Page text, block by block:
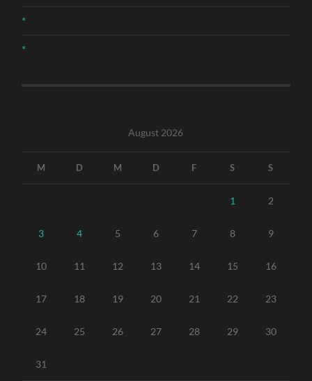
*
*
August 2026
M D M D F S S
1 2
3 4 5 6 7 8 9
10 11 12 13 14 15 16
17 18 19 20 21 22 23
24 25 26 27 28 29 30
31